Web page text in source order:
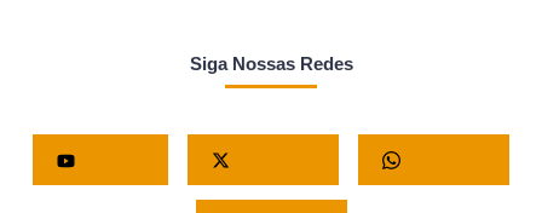
Siga Nossas Redes